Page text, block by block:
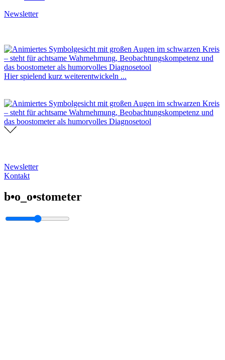
Newsletter
Hier spielend kurz weiterentwickeln ...
Newsletter
Kontakt
b•o_o•stometer